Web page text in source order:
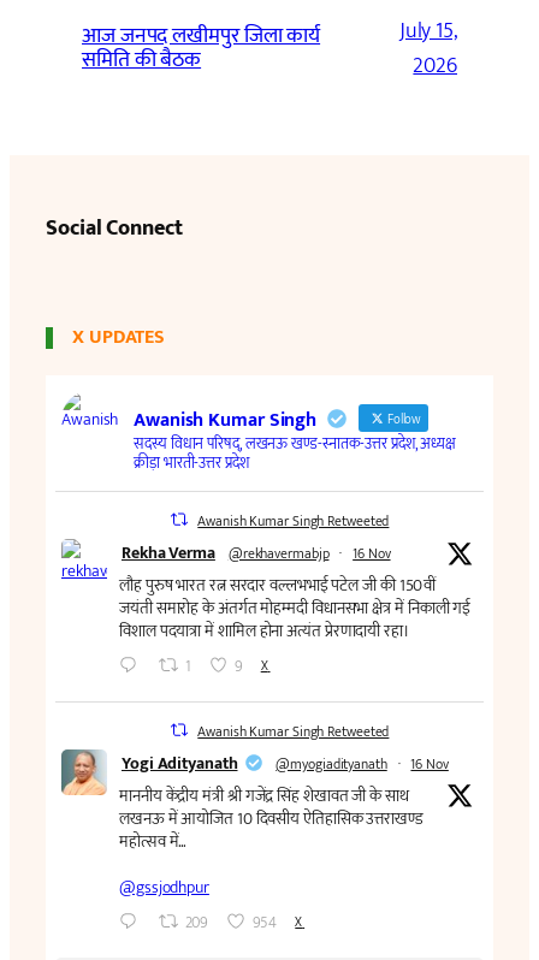
आज जनपद लखीमपुर जिला कार्य
समिति की बैठक
July 15,
2026
Social Connect
X UPDATES